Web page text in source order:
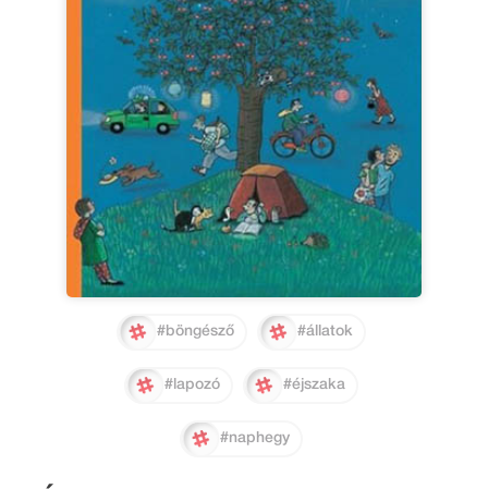
#böngésző #állatok
#lapozó #éjszaka
#naphegy